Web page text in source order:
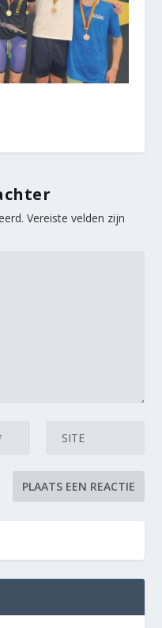
Vereiste velden zijn